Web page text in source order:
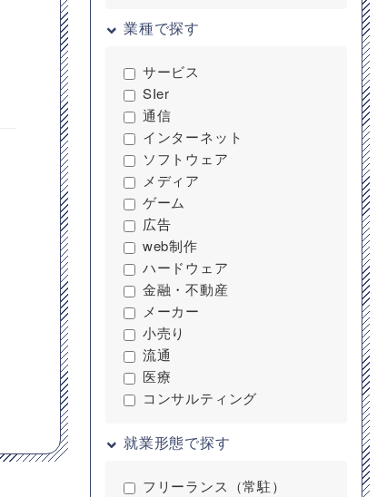
業種で探す
サービス
SIer
通信
インターネット
ソフトウェア
メディア
ゲーム
広告
web制作
ハードウェア
金融・不動産
メーカー
小売り
流通
医療
コンサルティング
就業形態で探す
フリーランス（常駐）